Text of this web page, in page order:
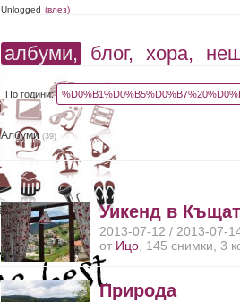
Unlogged (влез)
албуми, блог, хора,
По години:
Албуми(39)
Уикенд в
2013-07-12 / 2013-07-
от Ицо , 145 снимки, 3
Природа